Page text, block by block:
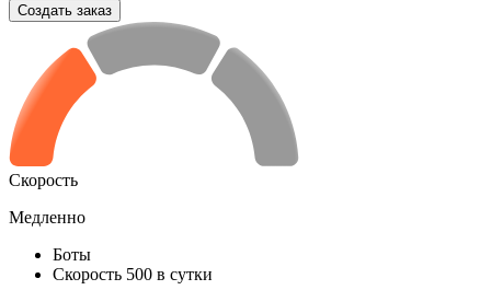
Создать заказ
Скорость
Медленно
Боты
Скорость 500 в сутки